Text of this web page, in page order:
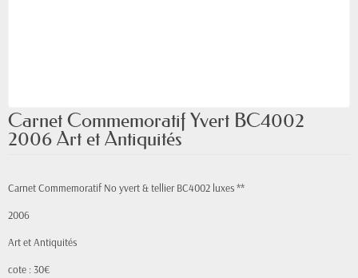
Carnet Commemoratif Yvert BC4002
2006 Art et Antiquités
Carnet Commemoratif No yvert & tellier BC4002 luxes **
2006
Art et Antiquités
cote : 30€